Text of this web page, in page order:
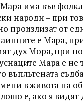
има във
народи – при
произлизат от
е Мара,
дух Мора, при
Мара е не
въплътената
в живота на
e, ако я видят